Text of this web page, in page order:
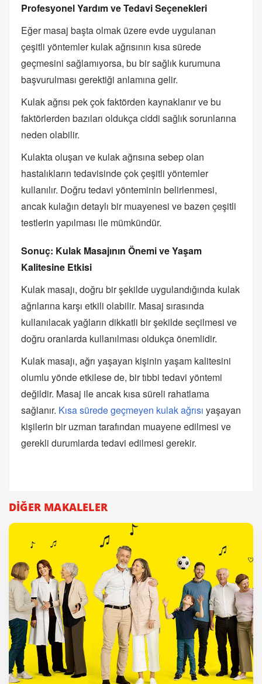
Profesyonel Yardım ve Tedavi Seçenekleri
Eğer masaj başta olmak üzere evde uygulanan
çeşitli yöntemler kulak ağrısının kısa sürede
geçmesini sağlamıyorsa, bu bir sağlık kurumuna
başvurulması gerektiği anlamına gelir.
Kulak ağrısı pek çok faktörden kaynaklanır ve bu
faktörlerden bazıları oldukça ciddi sağlık sorunlarına
neden olabilir.
Kulakta oluşan ve kulak ağrısına sebep olan
hastalıkların tedavisinde çok çeşitli yöntemler
kullanılır. Doğru tedavi yönteminin belirlenmesi,
ancak kulağın detaylı bir muayenesi ve bazen çeşitli
testlerin yapılması ile mümkündür.
Sonuç: Kulak Masajının Önemi ve Yaşam
Kalitesine Etkisi
Kulak masajı, doğru bir şekilde uygulandığında kulak
ağrılarına karşı etkili olabilir. Masaj sırasında
kullanılacak yağların dikkatli bir şekilde seçilmesi ve
doğru oranlarda kullanılması oldukça önemlidir.
Kulak masajı, ağrı yaşayan kişinin yaşam kalitesini
olumlu yönde etkilese de, bir tıbbi tedavi yöntemi
değildir. Masaj ile ancak kısa süreli rahatlama
sağlanır. Kısa sürede geçmeyen kulak ağrısı yaşayan
kişilerin bir uzman tarafından muayene edilmesi ve
gerekli durumlarda tedavi edilmesi gerekir.
DİĞER MAKALELER